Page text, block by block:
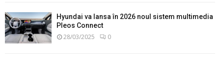
Hyundai va lansa în 2026 noul sistem multimedia
Pleos Connect
28/03/2025 0